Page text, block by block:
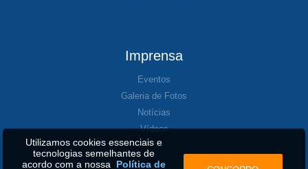
Imprensa
Eventos
Galeria de Fotos
Notícias
Vídeos
Utilizamos cookies essenciais e
tecnologias semelhantes de
acordo com a nossa Política de